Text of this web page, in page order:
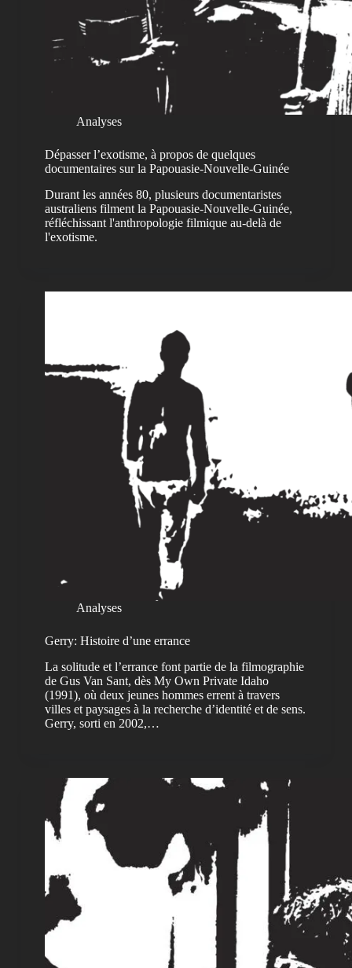
Analyses
Dépasser l’exotisme, à propos de quelques
documentaires sur la Papouasie-Nouvelle-Guinée
Durant les années 80, plusieurs documentaristes
australiens filment la Papouasie-Nouvelle-Guinée,
réfléchissant l'anthropologie filmique au-delà de
l'exotisme.
Analyses
Gerry: Histoire d’une errance
La solitude et l’errance font partie de la filmographie
de Gus Van Sant, dès My Own Private Idaho
(1991), où deux jeunes hommes errent à travers
villes et paysages à la recherche d’identité et de sens.
Gerry, sorti en 2002,…